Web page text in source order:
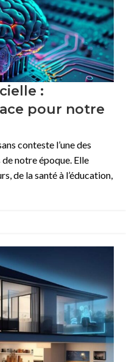
:
pour notre
conteste l’une des
notre époque. Elle
de la santé à l’éducation,